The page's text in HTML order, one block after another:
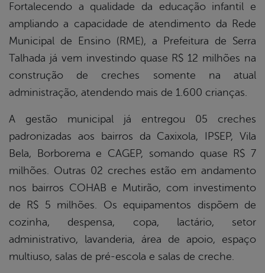
Fortalecendo a qualidade da educação infantil e
ampliando a capacidade de atendimento da Rede
Municipal de Ensino (RME), a Prefeitura de Serra
Talhada já vem investindo quase R$ 12 milhões na
construção de creches somente na atual
administração, atendendo mais de 1.600 crianças.
A gestão municipal já entregou 05 creches
padronizadas aos bairros da Caxixola, IPSEP, Vila
Bela, Borborema e CAGEP, somando quase R$ 7
milhões. Outras 02 creches estão em andamento
nos bairros COHAB e Mutirão, com investimento
de R$ 5 milhões. Os equipamentos dispõem de
cozinha, despensa, copa, lactário, setor
administrativo, lavanderia, área de apoio, espaço
multiuso, salas de pré-escola e salas de creche.